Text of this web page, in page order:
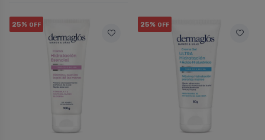
25% OFF 25% OFF